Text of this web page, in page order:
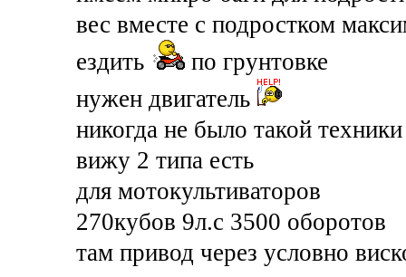
вес вместе с подростком
ездить
по грунтовке
нужен двигатель
никогда не было такой техники
вижу 2 типа есть
для мотокультиваторов
270кубов 9л.с 3500 оборотов
там привод через условно